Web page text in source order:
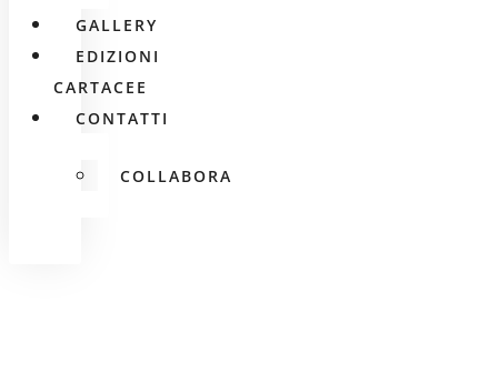
GALLERY
EDIZIONI
CARTACEE
CONTATTI
COLLABORA